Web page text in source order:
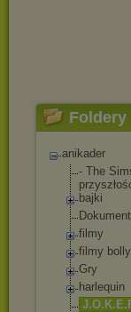
Foldery
anikader
- The
bajki
filmy
filmy
Gry
harlequin